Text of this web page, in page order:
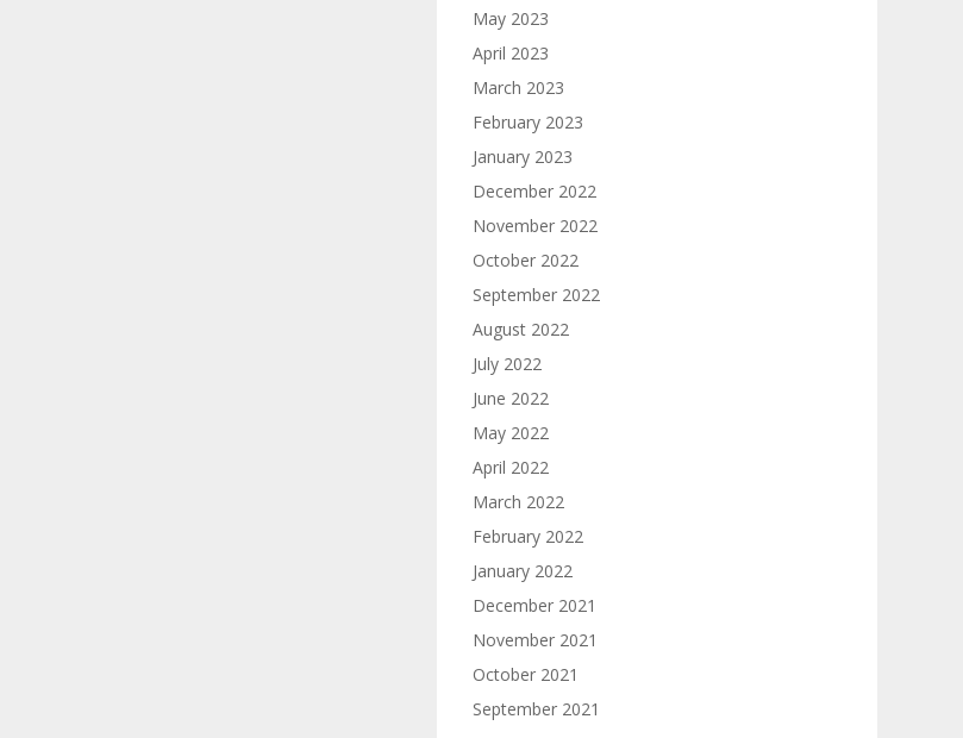
May 2023
April 2023
March 2023
February 2023
January 2023
December 2022
November 2022
October 2022
September 2022
August 2022
July 2022
June 2022
May 2022
April 2022
March 2022
February 2022
January 2022
December 2021
November 2021
October 2021
September 2021